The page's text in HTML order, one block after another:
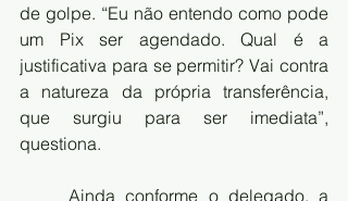
de golpe. “Eu não entendo como pode
um Pix ser agendado. Qual é a
justificativa para se permitir? Vai contra
a natureza da própria transferência,
que surgiu para ser imediata”,
questiona.
	Ainda conforme o delegado, a